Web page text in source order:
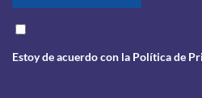
Estoy de acuerdo con la Política de